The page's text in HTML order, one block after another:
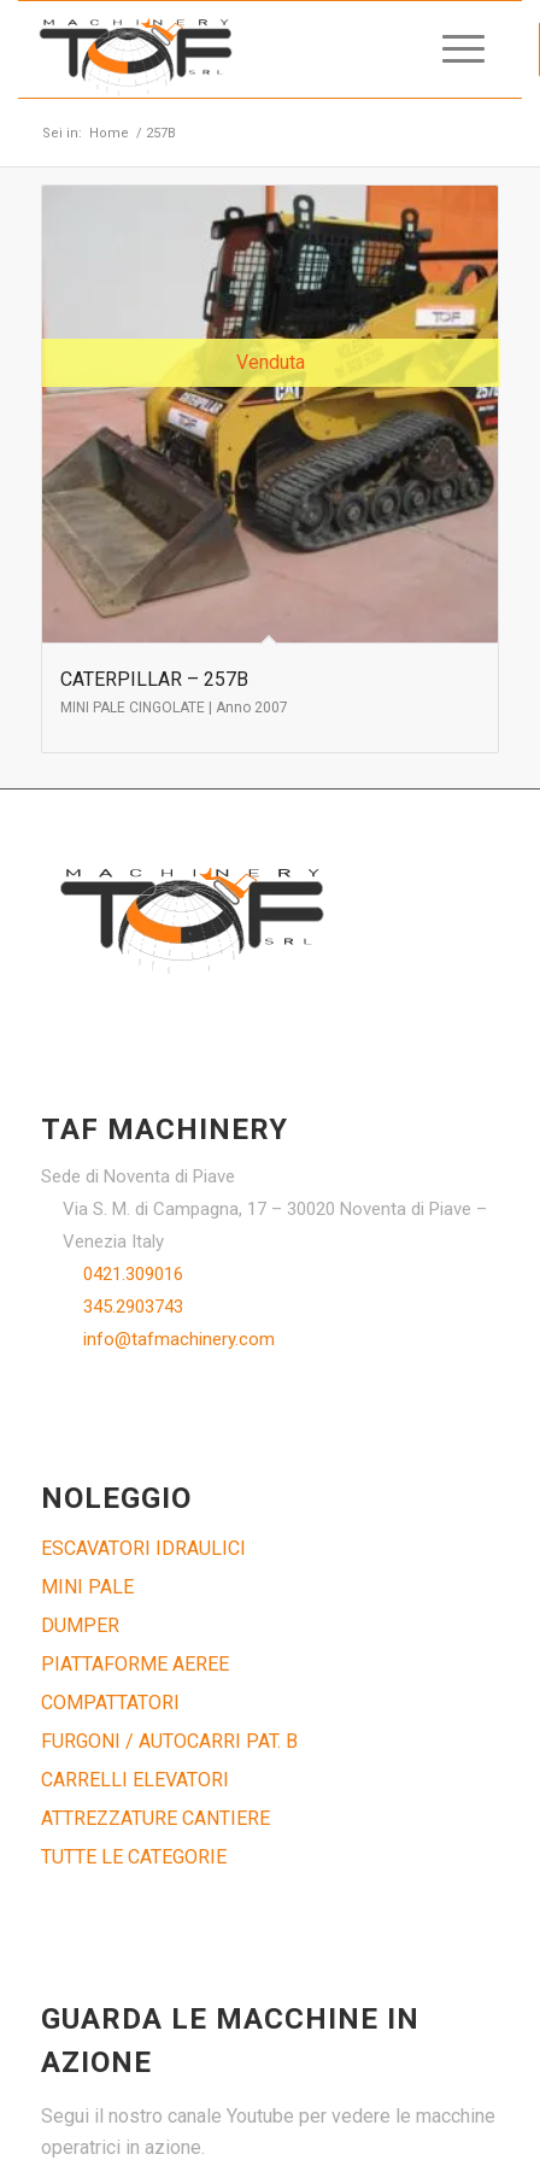
Sei in: Home / 257B
Venduta
CATERPILLAR – 257B
MINI PALE CINGOLATE | Anno 2007
TAF MACHINERY
Sede di Noventa di Piave
Via S. M. di Campagna, 17 – 30020 Noventa di Piave –
Venezia Italy
0421.309016
345.2903743
info@tafmachinery.com
NOLEGGIO
ESCAVATORI IDRAULICI
MINI PALE
DUMPER
PIATTAFORME AEREE
COMPATTATORI
FURGONI / AUTOCARRI PAT. B
CARRELLI ELEVATORI
ATTREZZATURE CANTIERE
TUTTE LE CATEGORIE
GUARDA LE MACCHINE IN
AZIONE
Segui il nostro canale Youtube per vedere le macchine
operatrici in azione.